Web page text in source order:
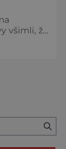
všimli, že
Bali
r